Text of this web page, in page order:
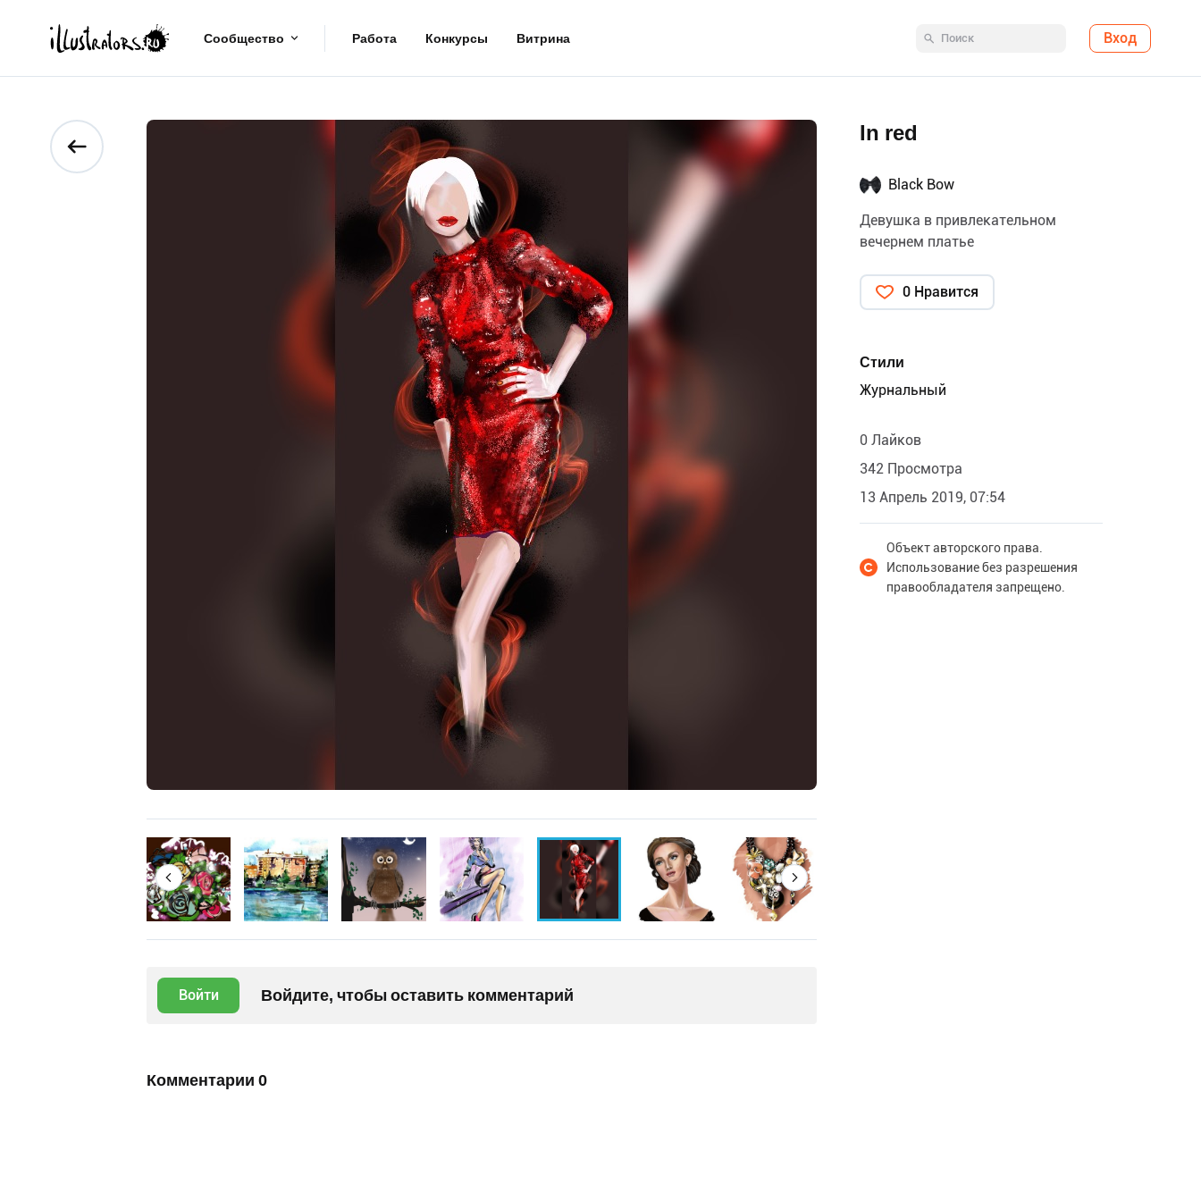
Сообщество Работа Конкурсы Витрина Вход
Войти Войдите, чтобы оставить комментарий
Комментарии 0
In red
Black Bow
Девушка в привлекательном
вечернем платье
0 Нравится
Стили
Журнальный
0 Лайков
342 Просмотра
13 Апрель 2019, 07:54
Объект авторского права.
Использование без разрешения
правообладателя запрещено.